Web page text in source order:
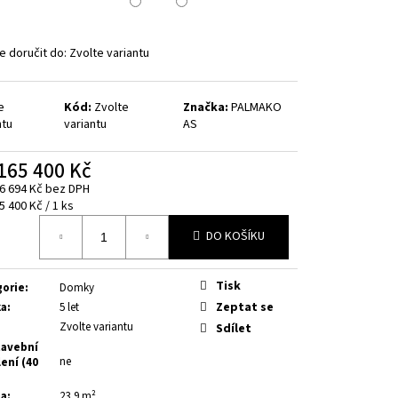
doručit do: Zvolte variantu
Kód: Zvolte
variantu
Značka: PALMAKO
AS
400 Kč
694 Kčbez DPH
400 Kč / 1 ks
DO KOŠÍKU
:
Domky
:
5 let
Zvolte variantu
(40
ne
Tisk
Zeptat se
Sdílet